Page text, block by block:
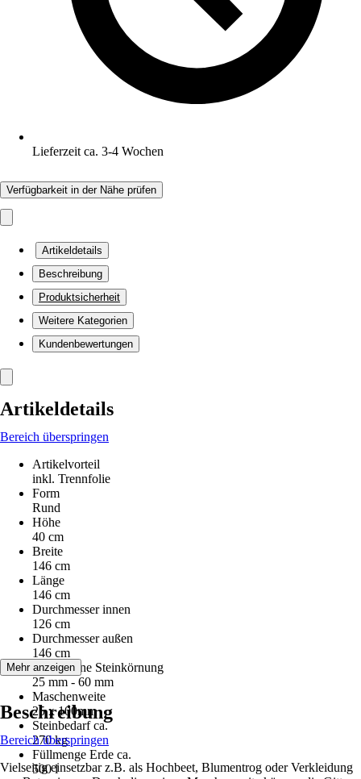
Lieferzeit ca. 3-4 Wochen
Verfügbarkeit in der Nähe prüfen
Artikeldetails
Beschreibung
Produktsicherheit
Weitere Kategorien
Kundenbewertungen
Artikeldetails
Bereich überspringen
Artikelvorteil
inkl. Trennfolie
Form
Rund
Höhe
40 cm
Breite
146 cm
Länge
146 cm
Durchmesser innen
126 cm
Durchmesser außen
146 cm
empfohlene Steinkörnung
25 mm - 60 mm
Maschenweite
25 x 100mm
Steinbedarf ca.
270 kg
Füllmenge Erde ca.
500 l
Mehr anzeigen
Beschreibung
Bereich überspringen
Vielseitig einsetzbar z.B. als Hochbeet, Blumentrog oder Verkleidung